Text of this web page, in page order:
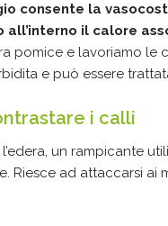
consente la
il calore
pomice e lavoriamo le
e può essere
i calli
un rampicante
Riesce ad attaccarsi ai